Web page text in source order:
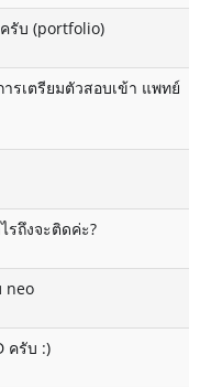
รับ (portfolio)
รเตรียมตัวสอบเข้า แพทย์
รถึงจะติดค่ะ?
neo
ครับ :)